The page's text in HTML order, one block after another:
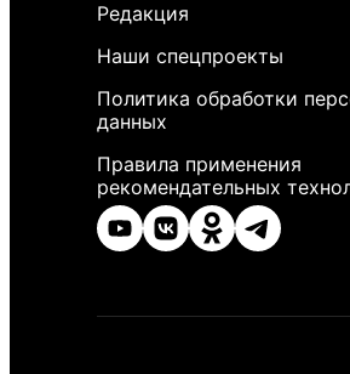
Редакция
Наши спецпроекты
Политика обработки
данных
Правила применения
рекомендательных